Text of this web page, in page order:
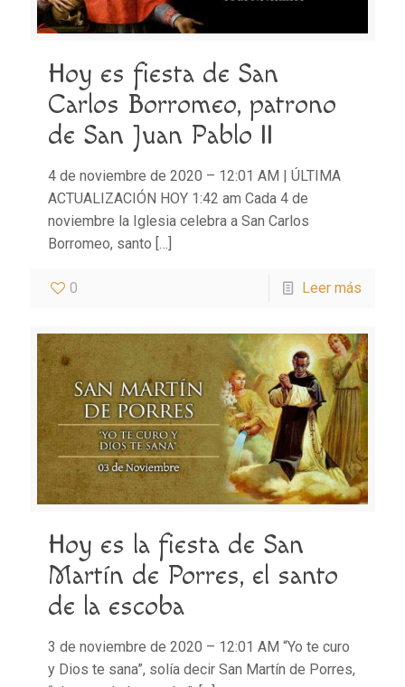
Hoy es fiesta de San
Carlos Borromeo, patrono
de San Juan Pablo II
4 de noviembre de 2020 – 12:01 AM | ÚLTIMA
ACTUALIZACIÓN HOY 1:42 am Cada 4 de
noviembre la Iglesia celebra a San Carlos
Borromeo, santo […]
0 Leer más
Hoy es la fiesta de San
Martín de Porres, el santo
de la escoba
3 de noviembre de 2020 – 12:01 AM “Yo te curo
y Dios te sana”, solía decir San Martín de Porres,